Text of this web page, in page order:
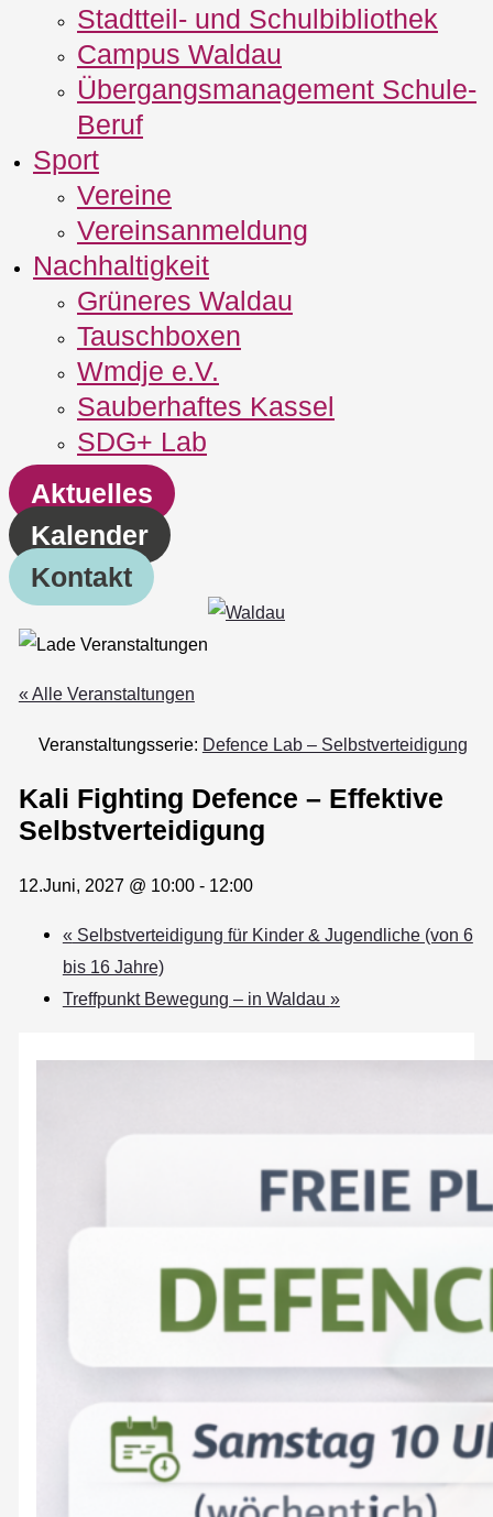
Stadtteil- und Schulbibliothek
Campus Waldau
Übergangsmanagement Schule‐
Beruf
Sport
Vereine
Vereinsanmeldung
Nachhaltigkeit
Grüneres Waldau
Tauschboxen
Wmdje e.V.
Sauberhaftes Kassel
SDG+ Lab
Aktuelles
Kalender
Kontakt
« Alle Veranstaltungen
Veranstaltungsserie: Defence Lab – Selbstverteidigung
Kali Fighting Defence – Effektive
Selbstverteidigung
12.Juni, 2027 @ 10:00- 12:00
« Selbstverteidigung für Kinder & Jugendliche (von 6
bis 16 Jahre)
Treffpunkt Bewegung – in Waldau »